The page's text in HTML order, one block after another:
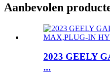
Aanbevolen
2023 GEELY
...